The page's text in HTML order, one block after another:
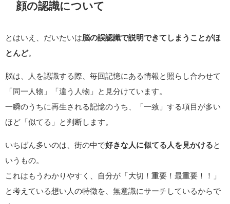
顔の認識について
とはいえ、だいたいは 脳の誤認識で説明できてしまうことがほ
とんど。
脳は、人を認識する際、毎回記憶にある情報と照らし合わせて
「同一人物」「違う人物」と見分けています。
一瞬のうちに再生される記憶のうち、「一致」する項目が多い
ほど「似てる」と判断します。
いちばん多いのは、街の中で好きな人に似てる人を見かける と
いうもの。
これはもうわかりやすく、自分が「大切！重要！最重要！！」
と考えている想い人の特徴を、無意識にサーチしているからで